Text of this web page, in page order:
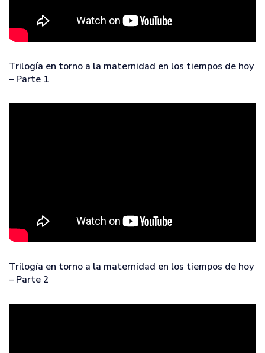
Trilogía en torno a la maternidad en los tiempos de hoy
– Parte 1
Trilogía en torno a la maternidad en los tiempos de hoy
– Parte 2